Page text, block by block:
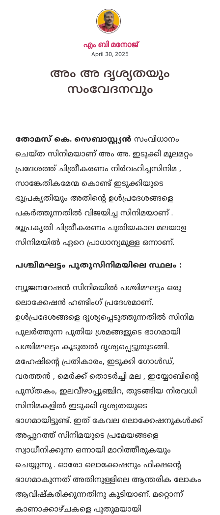
എം ബി മനോജ്
April 30, 2025
അം അ ദൃശ്യതയും
സംവേദനവും
തോമസ് കെ. സെബാസ്റ്റ്യൻ സംവിധാനം
ചെയ്ത സിനിമയാണ് അം അ. ഇടുക്കി മൂലമറ്റം
പ്രദേശത്ത് ചിത്രീകരണം നിർവഹിച്ചസിനിമ ,
സാങ്കേതികമേന്മ കൊണ്ട് ഇടുക്കിയുടെ
ഭൂപ്രകൃതിയും അതിൻ്റെ ഉൾപ്രദേശങ്ങളെ
പകർത്തുന്നതിൽ വിജയിച്ച സിനിമയാണ് .
ഭൂപ്രകൃതി ചിത്രീകരണം പുതിയകാല മലയാള
സിനിമയിൽ ഏറെ പ്രാധാന്യമുള്ള ഒന്നാണ്.
പശ്ചിമഘട്ടം പുതുസിനിമയിലെ സ്ഥലം :
ന്യൂജനറേഷൻ സിനിമയിൽ പശ്ചിമഘട്ടം ഒരു
ലൊക്കേഷൻ ഹണ്ടിംഗ് പ്രദേശമാണ്.
ഉൾപ്രദേശങ്ങളെ ദൃശ്യപ്പെടുത്തുന്നതിൽ സിനിമ
പുലർത്തുന്ന പുതിയ ശ്രമങ്ങളുടെ ഭാഗമായി
പശ്ചിമഘട്ടം കൂടുതൽ ദൃശ്യപ്പെട്ടുതുടങ്ങി.
മഹേഷിൻ്റെ പ്രതികാരം, ഇടുക്കി ഗോൾഡ്,
വരത്തൻ , മെർക്ക് തൊടർച്ചി മല , ഇയ്യോബിൻ്റെ
പുസ്തകം, ഇലവീഴാപ്പൂഞ്ചിറ, തുടങ്ങിയ നിരവധി
സിനിമകളിൽ ഇടുക്കി ദൃശ്യതയുടെ
ഭാഗമായിട്ടുണ്ട്. ഇത് കേവല ലൊക്കേഷനുകൾക്ക്
അപ്പുറത്ത് സിനിമയുടെ പ്രമേയങ്ങളെ
സ്വാധീനിക്കുന്ന ഒന്നായി മാറിത്തീരുകയും
ചെയ്യുന്നു . ഓരോ ലൊക്കേഷനും ഫിക്ഷൻ്റെ
ഭാഗമാകുന്നത് അതിനുള്ളിലെ ആന്തരിക ലോകം
ആവിഷ്കരിക്കുന്നതിനു കൂടിയാണ്. മറ്റൊന്ന്
കാണാക്കാഴ്ചകളെ പുതുമയായി